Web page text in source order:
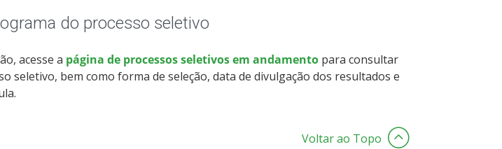
do processo seletivo
acesse a página de processos seletivos em andamentopara consultar
seletivo, bem como forma de seleção, data de divulgação dos resultados e
Voltar ao Topo